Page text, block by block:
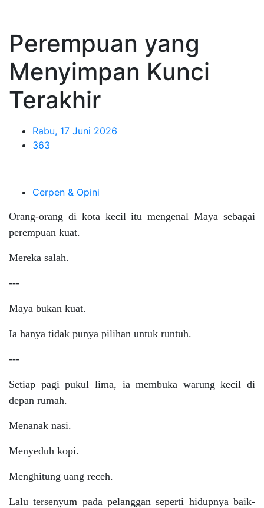
Perempuan yang
Menyimpan Kunci
Terakhir
Rabu, 17 Juni 2026
363
Cerpen & Opini
Orang-orang di kota kecil itu mengenal Maya sebagai
perempuan kuat.
Mereka salah.
---
Maya bukan kuat.
Ia hanya tidak punya pilihan untuk runtuh.
---
Setiap pagi pukul lima, ia membuka warung kecil di
depan rumah.
Menanak nasi.
Menyeduh kopi.
Menghitung uang receh.
Lalu tersenyum pada pelanggan seperti hidupnya baik-